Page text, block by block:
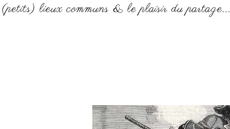
lieux communs & le plaisir du partage...